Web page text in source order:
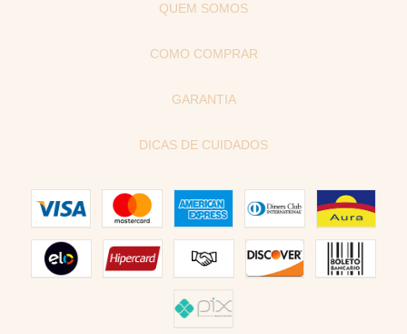
QUEM SOMOS
COMO COMPRAR
GARANTIA
DICAS DE CUIDADOS